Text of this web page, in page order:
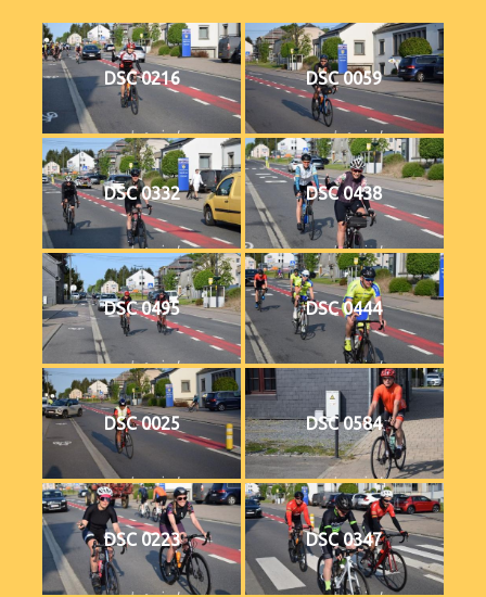
DSC 0216 DSC 0059
DSC 0332 DSC 0438
DSC 0495 DSC 0444
DSC 0025 DSC 0584
DSC 0223 DSC 0347